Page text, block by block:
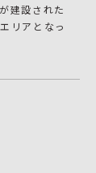
建設された
リアとなっ